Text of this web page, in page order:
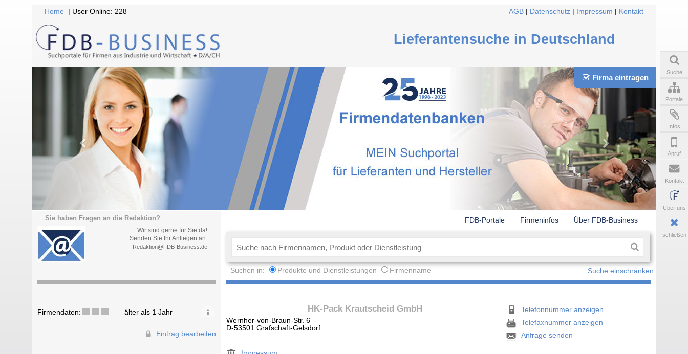
Home | User Online: 228 AGB Datenschutz Impressum Kontakt
Lieferantensuche in Deutschland
Firma eintragen
Sie haben Fragen an die Redaktion?
Wir sind gerne für Sie da!
Senden Sie Ihr Anliegen an:
Redaktion@FDB-Business.de
FDB-Portale Firmeninfos Über FDB-Business
Suchen in: Produkte und Dienstleistungen Firmenname Suche einschränken
Firmendaten: älter als 1 Jahr
Eintrag bearbeiten
HK-Pack Krautscheid GmbH
Wernher-von-Braun-Str. 6
D-53501 Grafschaft-Gelsdorf
Telefonnummer anzeigen
Telefaxnummer anzeigen
Anfrage senden
Suche
Portale
Infos
Anruf
Kontakt
Über uns
schließen